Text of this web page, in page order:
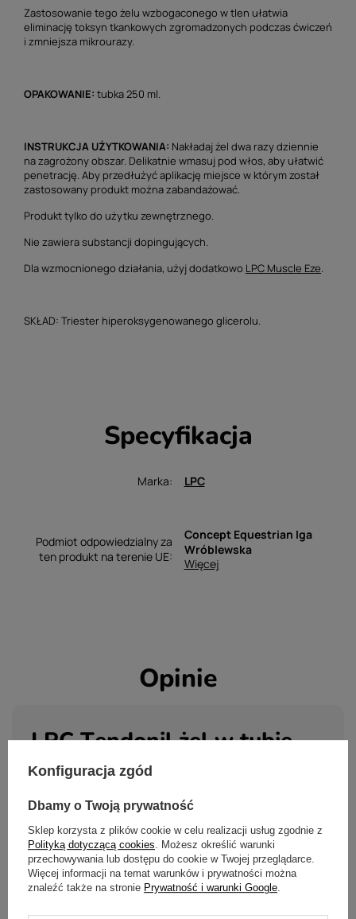
Zastosowanie tego żelu wzbogaconego w tlen ułatwia
eliminację toksyn tkankowych zgromadzonych podczas ćwiczeń
i zmniejsza mikrourazy.
OPAKOWANIE: tubka 250 ml.
INSTRUKCJA UŻYTKOWANIA: Nakładaj żel dwa razy dziennie
na zagrożony obszar. Delikatnie wmasuj pod włos, aby ułatwić
penetrację. Aby przedłużyć aplikację miejsce w którym został
zastosowany produkt można zabandażować.
Produkt tylko do użytku zewnętrznego.
Nie zawiera substancji dopingujących.
Dla wzmocnionego działania, użyj dodatkowo LPC Muscle Eze.
SKŁAD: Triester hiperoksygenowanego glicerolu.
Specyfikacja
Marka LPC
Podmiot odpowiedzialny za
ten produkt na terenie UE
Concept Equestrian Iga
Wróblewska
Więcej
Opinie
LPC Tendonil żel w tubie
250ml
5.00
Liczba wystawionych opinii: 2
Napisz swoją opinię
Pokaż tylko opinie potwierdzone zakupem
5
3 (0)
Konfiguracja zgód
Dbamy o Twoją prywatność
Sklep korzysta z plików cookie w celu realizacji usług zgodnie z
Polityką dotyczącą cookies. Możesz określić warunki
przechowywania lub dostępu do cookie w Twojej przeglądarce.
Więcej informacji na temat warunków i prywatności można
znaleźć także na stronie Prywatność i warunki Google.